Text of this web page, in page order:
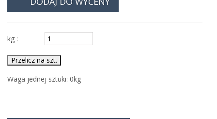
kg :
Przelicz na szt.
Waga jednej sztuki: 0kg